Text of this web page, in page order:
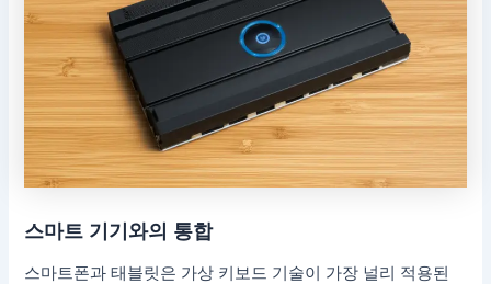
스마트 기기와의 통합
스마트폰과 태블릿은 가상 키보드 기술이 가장 널리 적용된